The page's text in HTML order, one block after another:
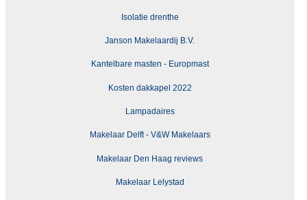
Isolatie drenthe
Janson Makelaardij B.V.
Kantelbare masten - Europmast
Kosten dakkapel 2022
Lampadaires
Makelaar Delft - V&W Makelaars
Makelaar Den Haag reviews
Makelaar Lelystad